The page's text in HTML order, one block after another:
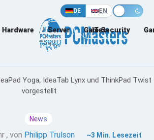
DE EN
Hardware Server Games
IT-Security
Yoga, IdeaTab Lynx und ThinkPad Twist
vorgestellt
News
, von Philipp Trulson ~3 Min. Lesezeit